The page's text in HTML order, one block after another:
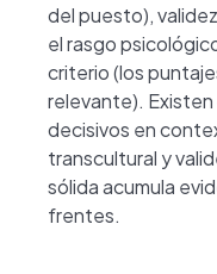
del puesto),
el rasgo
criterio (los
relevante).
decisivos en
transcultural y
sólida acumula
frentes.